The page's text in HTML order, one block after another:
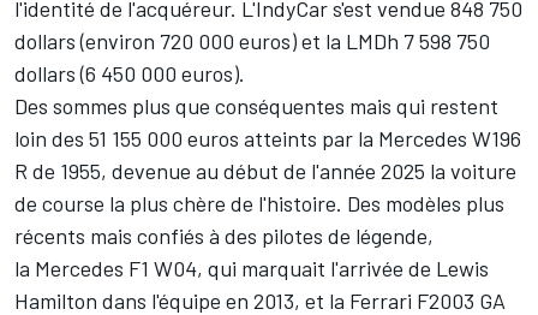
l'identité de l'acquéreur. L'IndyCar s'est vendue 848 750
dollars (environ 720 000 euros) et la LMDh 7598 750
dollars (6 450 000 euros).
Des sommes plus que conséquentes mais qui restent
loin des 51 155 000 euros atteints par la Mercedes W196
R de 1955, devenue au début de l'année 2025 la voiture
de course la plus chère de l'histoire. Des modèles plus
récents mais confiés à des pilotes de légende,
la Mercedes F1 W04, qui marquait l'arrivée de Lewis
Hamilton dans l'équipe en 2013, et la Ferrari F2003 GA